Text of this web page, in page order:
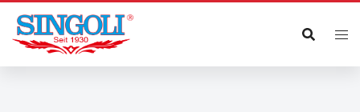
Zum
Inhalt
springen